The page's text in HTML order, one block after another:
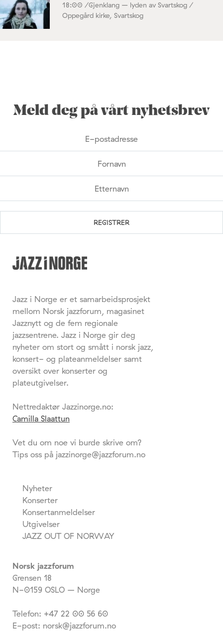
18:00 /Gjenklang – lyden av Svartskog /
Oppegård kirke, Svartskog
Meld deg på vårt nyhetsbrev
Jazz i Norge er et samarbeidsprosjekt
mellom Norsk jazzforum, magasinet
Jazznytt og de fem regionale
jazzsentrene. Jazz i Norge gir deg
nyheter om stort og smått i norsk jazz,
konsert- og plateanmeldelser samt
oversikt over konserter og
plateutgivelser.
Nettredaktør Jazzinorge.no:
Camilla Slaattun
Vet du om noe vi burde skrive om?
Tips oss på jazzinorge@jazzforum.no
Nyheter
Konserter
Konsertanmeldelser
Utgivelser
JAZZ OUT OF NORWAY
Norsk jazzforum
Grensen 18
N-0159 OSLO – Norge
Telefon: +47 22 00 56 60
E-post: norsk@jazzforum.no